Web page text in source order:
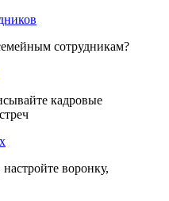
сотрудникам?
кадровые
воронку,